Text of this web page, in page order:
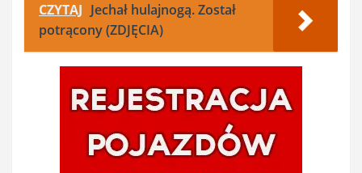
CZYTAJ Jechał hulajnogą. Został
potrącony (ZDJĘCIA)